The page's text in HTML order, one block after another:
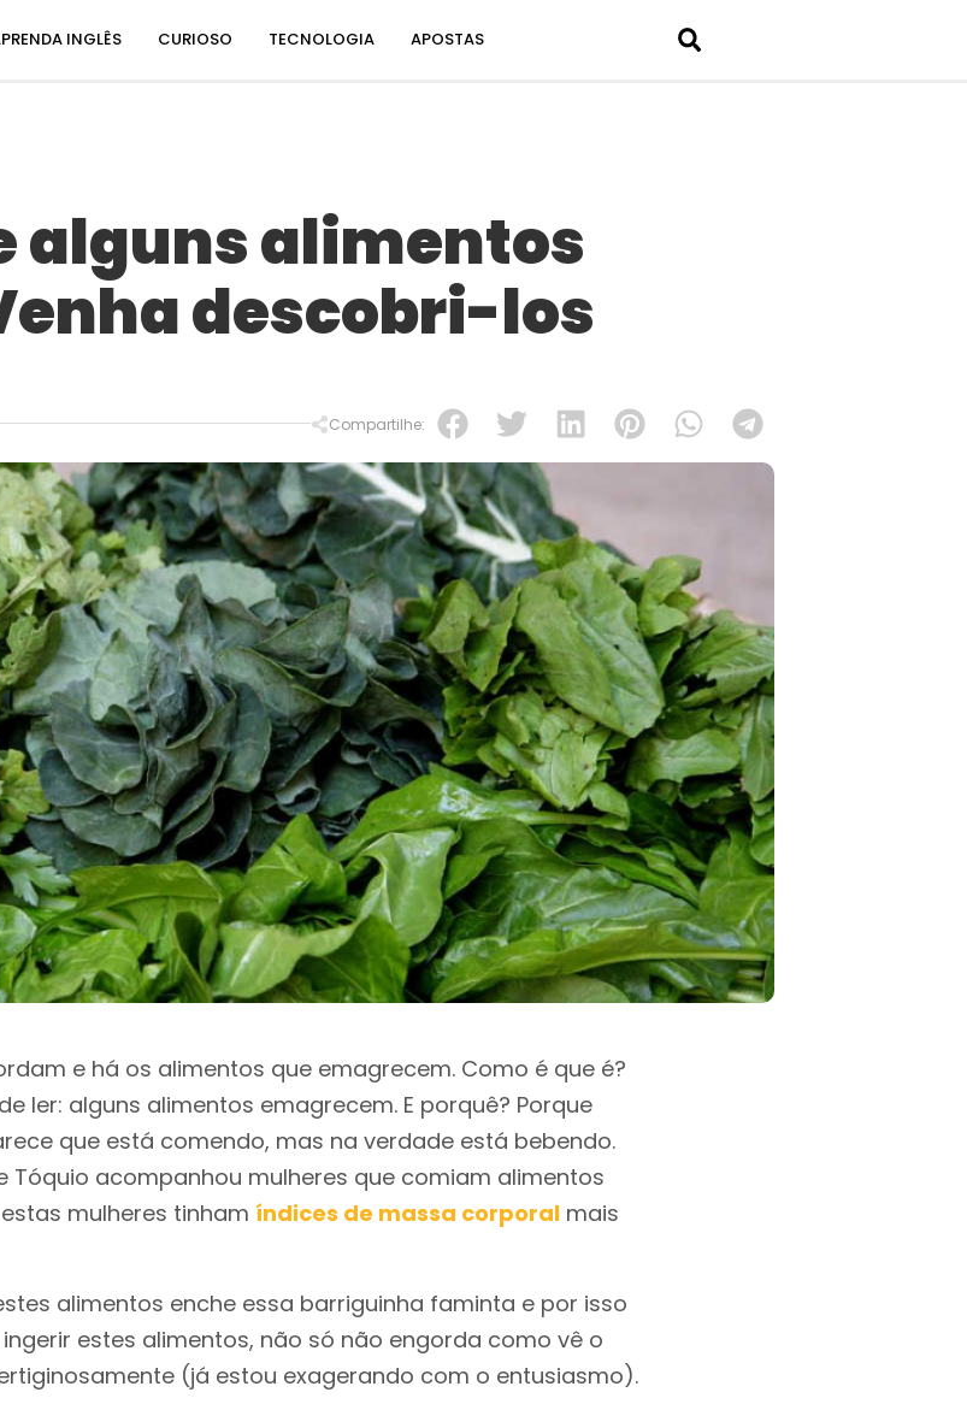
INGLÊS CURIOSO TECNOLOGIA APOSTAS
alguns alimentos
descobri-los
Compartilhe:
e há os alimentos que emagrecem. Como é que é?
ler: alguns alimentos emagrecem. E porquê? Porque
que está comendo, mas na verdade está bebendo.
Tóquio acompanhou mulheres que comiam alimentos
mulheres tinham índices de massa corporal mais
alimentos enche essa barriguinha faminta e por isso
estes alimentos, não só não engorda como vê o
(já estou exagerando com o entusiasmo).